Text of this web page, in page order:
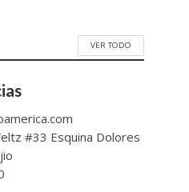
VER TODO
#33 Esquina Dolores